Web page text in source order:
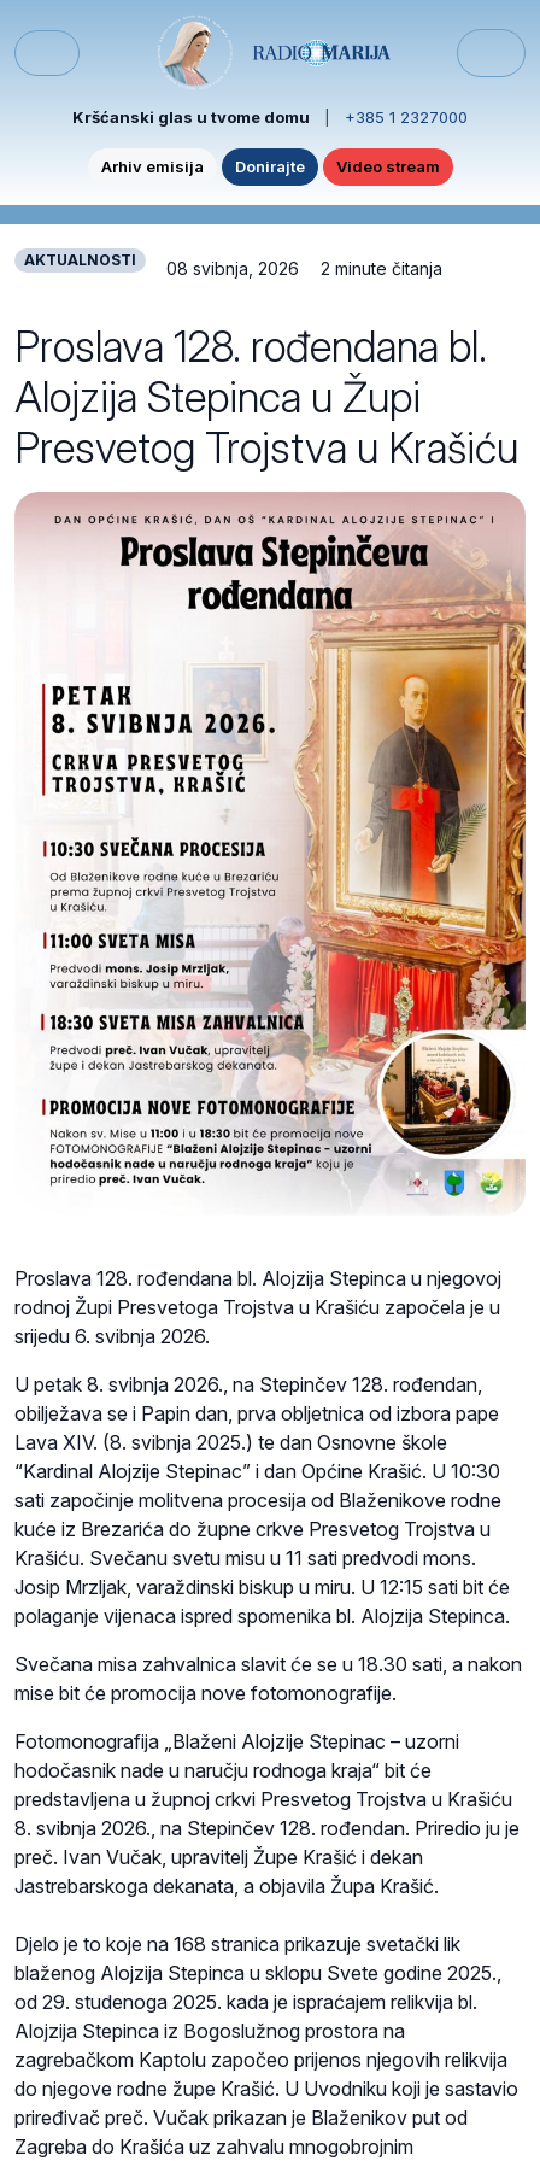
Menu
Kršćanski glas u tvome domu +385 1 2327000
Arhiv emisija Donirajte Video stream
AKTUALNOSTI 08 svibnja, 2026 2 minute čitanja
Proslava 128. rođendana bl.
Alojzija Stepinca u Župi
Presvetog Trojstva u Krašiću
Proslava 128. rođendana bl. Alojzija Stepinca u njegovoj
rodnoj Župi Presvetoga Trojstva u Krašiću započela je u
srijedu 6. svibnja 2026.
U petak 8. svibnja 2026., na Stepinčev 128. rođendan,
obilježava se i Papin dan, prva obljetnica od izbora pape
Lava XIV. (8. svibnja 2025.) te dan Osnovne škole
“Kardinal Alojzije Stepinac” i dan Općine Krašić. U 10:30
sati započinje molitvena procesija od Blaženikove rodne
kuće iz Brezarića do župne crkve Presvetog Trojstva u
Krašiću. Svečanu svetu misu u 11 sati predvodi mons.
Josip Mrzljak, varaždinski biskup u miru. U 12:15 sati bit će
polaganje vijenaca ispred spomenika bl. Alojzija Stepinca.
Svečana misa zahvalnica slavit će se u 18.30 sati, a nakon
mise bit će promocija nove fotomonografije.
Fotomonografija „Blaženi Alojzije Stepinac – uzorni
hodočasnik nade u naručju rodnoga kraja“ bit će
predstavljena u župnoj crkvi Presvetog Trojstva u Krašiću
8. svibnja 2026., na Stepinčev 128. rođendan. Priredio ju je
preč. Ivan Vučak, upravitelj Župe Krašić i dekan
Jastrebarskoga dekanata, a objavila Župa Krašić.
Djelo je to koje na 168 stranica prikazuje svetački lik
blaženog Alojzija Stepinca u sklopu Svete godine 2025.,
od 29. studenoga 2025. kada je ispraćajem relikvija bl.
Alojzija Stepinca iz Bogoslužnog prostora na
zagrebačkom Kaptolu započeo prijenos njegovih relikvija
do njegove rodne župe Krašić. U Uvodniku koji je sastavio
priređivač preč. Vučak prikazan je Blaženikov put od
Zagreba do Krašića uz zahvalu mnogobrojnim